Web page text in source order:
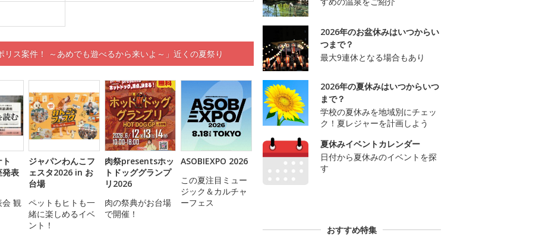
リス案件！ ～あめでも遊べるから来いよ～」近くの夏祭り
表
会 観
ジャパンわんこフ
ェスタ2026 in お
台場
ペットもヒトも一
緒に楽しめるイベ
ント！
肉祭presentsホッ
トドッググランプ
リ2026
肉の祭典がお台場
で開催！
ASOBIEXPO 2026
この夏注目ミュー
ジック＆カルチャ
ーフェス
2026年のお盆休みはいつからい
つまで？
最大9連休となる場合もあり
2026年の夏休みはいつからいつ
まで？
学校の夏休みを地域別にチェッ
ク！夏レジャーを計画しよう
夏休みイベントカレンダー
日付から夏休みのイベントを探
す
おすすめ特集